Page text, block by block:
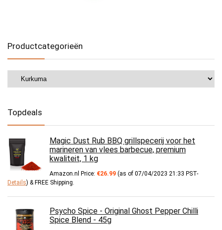
Productcategorieën
Topdeals
Magic Dust Rub BBQ grillspecerij voor het
marineren van vlees barbecue, premium
kwaliteit, 1 kg
Amazon.nl Price: €26.99 (as of 07/04/2023 21:33 PST-
Details) & FREE Shipping.
Psycho Spice - Original Ghost Pepper Chilli
Spice Blend - 45g